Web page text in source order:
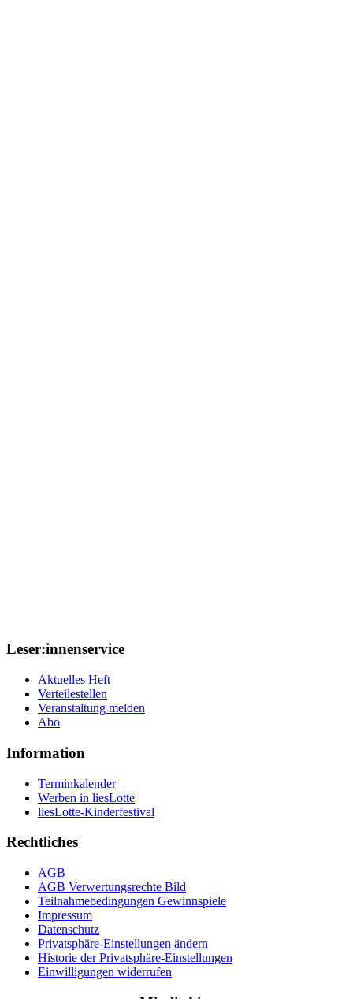
Leser:innenservice
Aktuelles Heft
Verteilestellen
Veranstaltung melden
Abo
Information
Terminkalender
Werben in liesLotte
liesLotte-Kinderfestival
Rechtliches
AGB
AGB Verwertungsrechte Bild
Teilnahmebedingungen Gewinnspiele
Impressum
Datenschutz
Privatsphäre-Einstellungen ändern
Historie der Privatsphäre-Einstellungen
Einwilligungen widerrufen